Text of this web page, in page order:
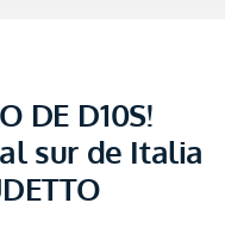
DE D10S!
sur de Italia